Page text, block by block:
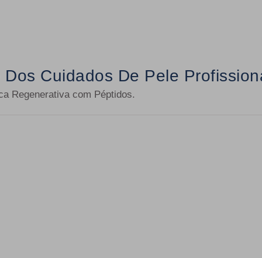
Cuidados De Pele
Regenerativa com Péptidos.